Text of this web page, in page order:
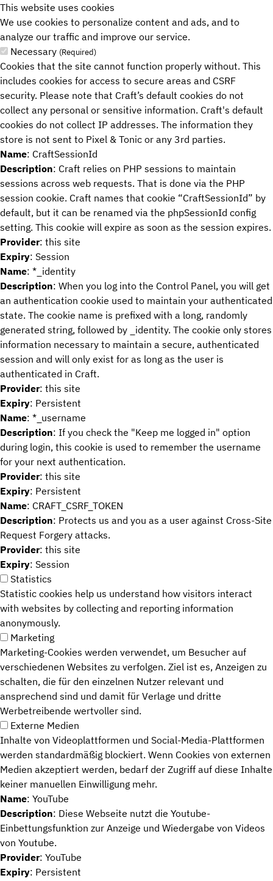
This website uses cookies
We use cookies to personalize content and ads, and to
analyze our traffic and improve our service.
Necessary (Required)
Cookies that the site cannot function properly without. This
includes cookies for access to secure areas and CSRF
security. Please note that Craft’s default cookies do not
collect any personal or sensitive information. Craft's default
cookies do not collect IP addresses. The information they
store is not sent to Pixel & Tonic or any 3rd parties.
Name: CraftSessionId
Description: Craft relies on PHP sessions to maintain
sessions across web requests. That is done via the PHP
session cookie. Craft names that cookie “CraftSessionId” by
default, but it can be renamed via the phpSessionId config
setting. This cookie will expire as soon as the session expires.
Provider: this site
Expiry: Session
Name: *_identity
Description: When you log into the Control Panel, you will get
an authentication cookie used to maintain your authenticated
state. The cookie name is prefixed with a long, randomly
generated string, followed by _identity. The cookie only stores
information necessary to maintain a secure, authenticated
session and will only exist for as long as the user is
authenticated in Craft.
Provider: this site
Expiry: Persistent
Name: *_username
Description: If you check the "Keep me logged in" option
during login, this cookie is used to remember the username
for your next authentication.
Provider: this site
Expiry: Persistent
Name: CRAFT_CSRF_TOKEN
Description: Protects us and you as a user against Cross-Site
Request Forgery attacks.
Provider: this site
Expiry: Session
Statistics
Statistic cookies help us understand how visitors interact
with websites by collecting and reporting information
anonymously.
Marketing
Marketing-Cookies werden verwendet, um Besucher auf
verschiedenen Websites zu verfolgen. Ziel ist es, Anzeigen zu
schalten, die für den einzelnen Nutzer relevant und
ansprechend sind und damit für Verlage und dritte
Werbetreibende wertvoller sind.
Externe Medien
Inhalte von Videoplattformen und Social-Media-Plattformen
werden standardmäßig blockiert. Wenn Cookies von externen
Medien akzeptiert werden, bedarf der Zugriff auf diese Inhalte
keiner manuellen Einwilligung mehr.
Name: YouTube
Description: Diese Webseite nutzt die Youtube-
Einbettungsfunktion zur Anzeige und Wiedergabe von Videos
von Youtube.
Provider: YouTube
Expiry: Persistent
Übersicht
Team
Karriere